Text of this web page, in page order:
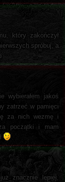
który zakończył
spróbuj, a
wybierałem jakoś
zatrzeć w pamięci
za nich wezmę i
początki i mam
znacznie lepiej,